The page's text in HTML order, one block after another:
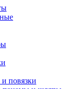
повязки